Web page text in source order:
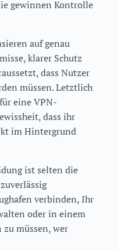
gewinnen Kontrolle
auf genau
klarer Schutz
dass Nutzer
müssen. Letztlich
eine VPN-
dass ihr
im Hintergrund
ist selten die
verbinden, Ihr
oder in einem
zu müssen, wer